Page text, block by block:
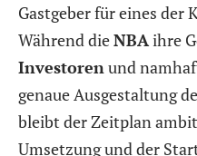
Gastgeber für eines der
Während dieNBAihre
Investoren und
genaue Ausgestaltung
bleibt der Zeitplan
Umsetzung und der